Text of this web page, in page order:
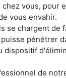
vous, pour
vous envahir.
se chargent de
pénétrer
dispositif
de